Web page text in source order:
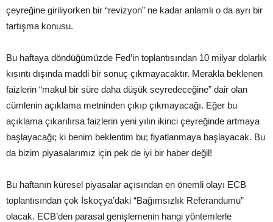
çeyreğine giriliyorken bir “revizyon” ne kadar anlamlı o da ayrı bir
tartışma konusu.
Bu haftaya döndüğümüzde Fed’in toplantısından 10 milyar dolarlık
kısıntı dışında maddi bir sonuç çıkmayacaktır. Merakla beklenen
faizlerin “makul bir süre daha düşük seyredeceğine” dair olan
cümlenin açıklama metninden çıkıp çıkmayacağı. Eğer bu
açıklama çıkarılırsa faizlerin yeni yılın ikinci çeyreğinde artmaya
başlayacağı; ki benim beklentim bu; fiyatlanmaya başlayacak. Bu
da bizim piyasalarımız için pek de iyi bir haber değil!
Bu haftanın küresel piyasalar açısından en önemli olayı ECB
toplantısından çok İskoçya’daki “Bağımsızlık Referandumu”
olacak. ECB’den parasal genişlemenin hangi yöntemlerle